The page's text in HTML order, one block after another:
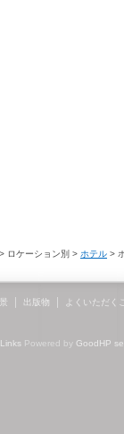
> ロケーション別 > ホテル >
出版物
よくいただく
Links Powered by GoodHP